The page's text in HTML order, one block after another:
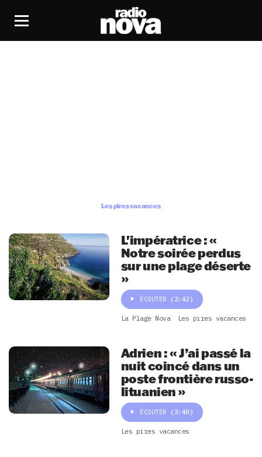
Les pires vacances
L'impératrice : «
Notre soirée perdus
sur une plage déserte
»
ÉCOUTER (2:42)
La Plage Nova Les pires vacances
Adrien : « J’ai passé la
nuit coincé dans un
poste frontière russo-
lituanien »
ÉCOUTER (2:40)
Les pires vacances